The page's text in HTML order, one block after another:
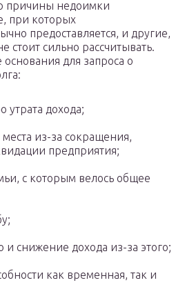
причины недоимки
при которых
предоставляется, и другие,
стоит сильно рассчитывать.
для запроса о
утрата дохода;
места из-за сокращения,
предприятия;
с которым велось общее
снижение дохода из-за этого;
как временная, так и